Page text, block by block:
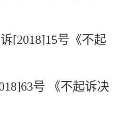
[2018]15号《不起
号 《不起诉决